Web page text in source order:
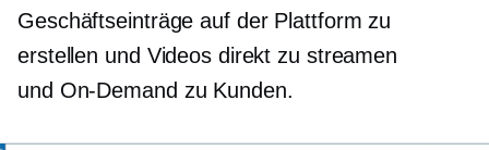
Geschäftseinträge auf der Plattform zu
erstellen und Videos direkt zu streamen
und On-Demand zu Kunden.